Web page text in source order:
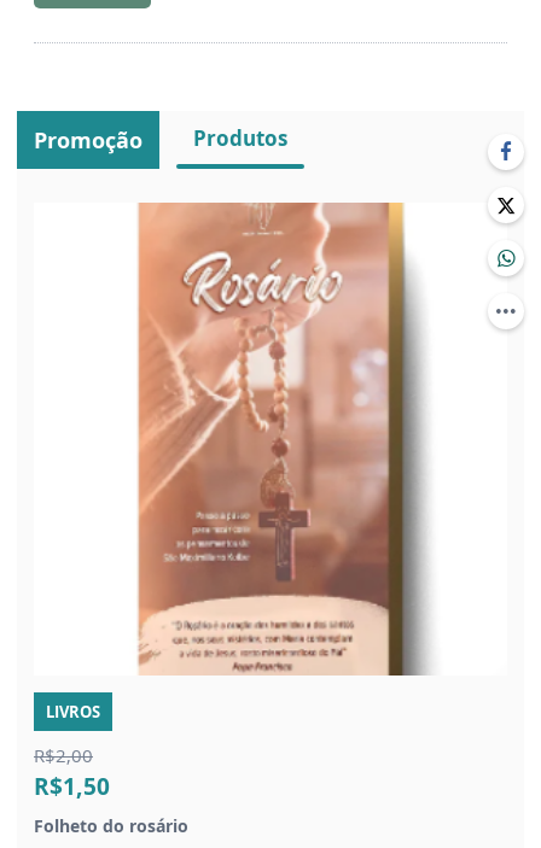
Promoção Produtos
LIVROS
R$2,00
R$1,50
Folheto do rosário